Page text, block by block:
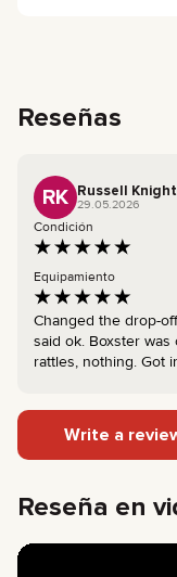
Reseñas
RK Russell Knight
29.05.2026
Condición
Equipamiento
Changed the drop-
said ok. Boxster
rattles, nothing. Got
Write a
Reseña en